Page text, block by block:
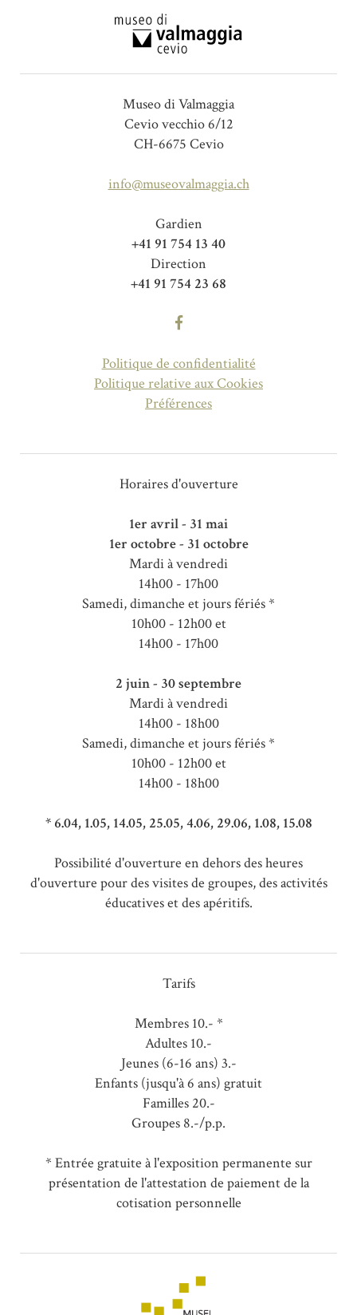
Museo di Valmaggia
Cevio vecchio 6/12
CH-6675 Cevio
info@museovalmaggia.ch
Gardien
+41 91 754 13 40
Direction
+41 91 754 23 68
Politique de confidentialité
Politique relative aux Cookies
Préférences
Horaires d'ouverture
1er avril - 31 mai
1er octobre - 31 octobre
Mardi à vendredi
14h00 - 17h00
Samedi, dimanche et jours fériés *
10h00 - 12h00 et
14h00 - 17h00
2 juin - 30 septembre
Mardi à vendredi
14h00 - 18h00
Samedi, dimanche et jours fériés *
10h00 - 12h00 et
14h00 - 18h00
* 6.04, 1.05, 14.05, 25.05, 4.06, 29.06, 1.08, 15.08
Possibilité d'ouverture en dehors des heures
d'ouverture pour des visites de groupes, des activités
éducatives et des apéritifs.
Tarifs
Membres 10.- *
Adultes 10.-
Jeunes (6-16 ans) 3.-
Enfants (jusqu'à 6 ans) gratuit
Familles 20.-
Groupes 8.-/p.p.
* Entrée gratuite à l'exposition permanente sur
présentation de l'attestation de paiement de la
cotisation personnelle